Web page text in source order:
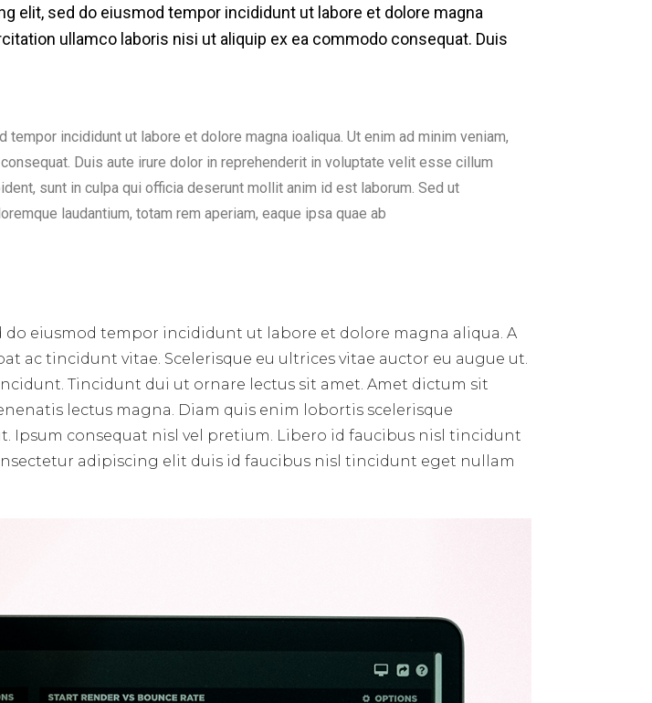
elit, sed do eiusmod tempor incididunt ut labore et dolore magna
ullamco laboris nisi ut aliquip ex ea commodo consequat. Duis
incididunt ut labore et dolore magna ioaliqua. Ut enim ad minim veniam,
Duis aute irure dolor in reprehenderit in voluptate velit esse cillum
sunt in culpa qui officia deserunt mollit anim id est laborum. Sed ut
laudantium, totam rem aperiam, eaque ipsa quae ab
eiusmod tempor incididunt ut labore et dolore magna aliqua. A
ac tincidunt vitae. Scelerisque eu ultrices vitae auctor eu augue ut.
Tincidunt dui ut ornare lectus sit amet. Amet dictum sit
lectus magna. Diam quis enim lobortis scelerisque
Ipsum consequat nisl vel pretium. Libero id faucibus nisl tincidunt
adipiscing elit duis id faucibus nisl tincidunt eget nullam